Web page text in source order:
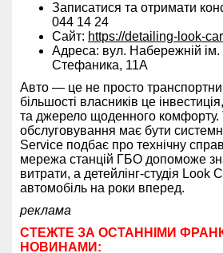
Записатися та отримати
044 14 24
Сайт: https://detailing-look-
Адреса: вул. Набережній
Стефаника, 11А
Авто — це не просто
більшості власників це
та джерело щоденного комфорту.
обслуговування має бути
Service подбає про технічну
мережа станцій ГБО допоможе
витрати, а детейлінг-студія Look
автомобіль на роки вперед.
реклама
СТЕЖТЕ ЗА ОСТАННІМИ
НОВИНАМИ: